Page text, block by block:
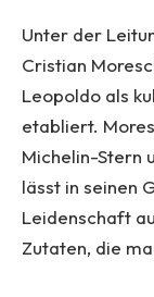
Unter der
Cristian
Leopoldo als
etabliert.
Michelin-Stern
lässt in seinen
Leidenschaft
Zutaten, die